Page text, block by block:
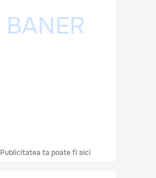
Publicitatea ta poate fi aici